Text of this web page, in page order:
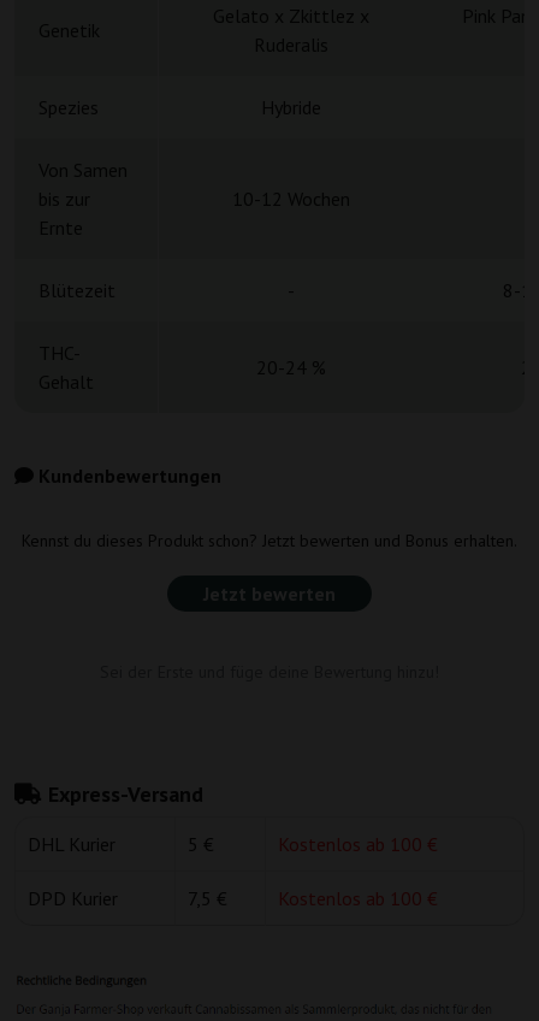
Spezies Hybride
Blütezeit - 8-
Kundenbewertungen
Kennst du dieses Produkt schon? Jetzt bewerten und Bonus erhalten.
Jetzt bewerten
Express-Versand
DHL Kurier 5 € Kostenlos ab 100 €
DPD Kurier 7,5 € Kostenlos ab 100 €